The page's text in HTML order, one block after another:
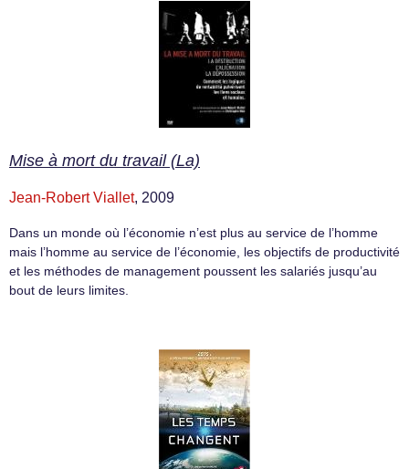
Mise à mort du travail (La)
Jean-Robert Viallet, 2009
Dans un monde où l’économie n’est plus au service de l’homme
mais l’homme au service de l’économie, les objectifs de productivité
et les méthodes de management poussent les salariés jusqu’au
bout de leurs limites.